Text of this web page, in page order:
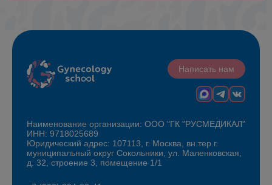
Написать нам
Наименование организации: ООО "ГК "РУСМЕДИКАЛ"
ИНН: 9718025689
Юридический адрес: 107113, г. Москва, вн.тер.г.
муниципальный округ Сокольники, ул. Маленковская,
д. 32, строение 3, помещение 1/1